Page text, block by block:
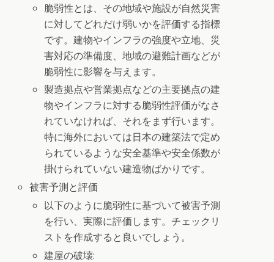
脆弱性とは、その地域や施設が自然災害
に対してどれだけ弱いかを評価する指標
です。建物やインフラの強度や立地、災
害対応の準備度、地域の避難計画などが
脆弱性に影響を与えます。
製造拠点や営業拠点などの主要拠点の建
物やインフラに対する脆弱性評価がなさ
れていなければ、それをまず行います。
特に海外においては日本の建築法で定め
られているような安全基準や安全係数が
掛けられていない建造物ばかりです。
被害予測と評価
以下のように脆弱性に基づいて被害予測
を行い、実際に評価します。チェックリ
ストを作成すると良いでしょう。
建屋の破壊: